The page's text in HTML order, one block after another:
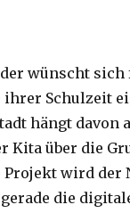
wünscht
ihrer Schulzeit
hängt davon
über die
wird der
die